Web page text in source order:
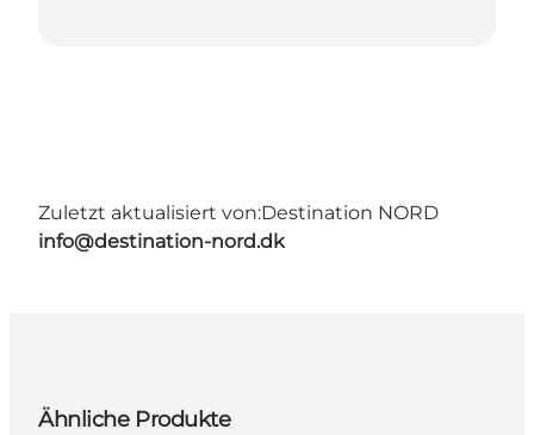
Zuletzt aktualisiert von:Destination NORD
info@destination-nord.dk
Ähnliche Produkte